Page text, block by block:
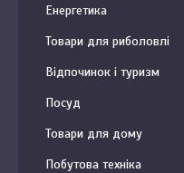
Енергетика
Товари для риболовлі
Відпочинок і туризм
Посуд
Товари для дому
Побутова техніка